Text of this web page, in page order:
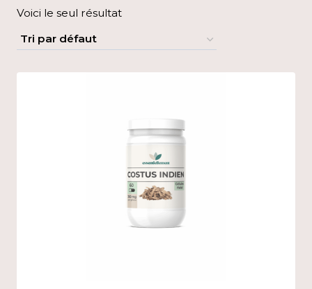
Voici le seul résultat